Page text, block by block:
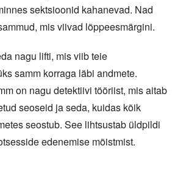
sektsioonid kahanevad. Nad
mis viivad lõppeesmärgini.
nagu lifti, mis viib teie
samm korraga läbi andmete.
on nagu detektiivi tööriist, mis aitab
seoseid ja seda, kuidas kõik
seostub. See lihtsustab üldpildi
edenemise mõistmist.